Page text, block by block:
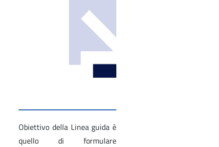
Obiettivo della Linea guida è
quello di formulare